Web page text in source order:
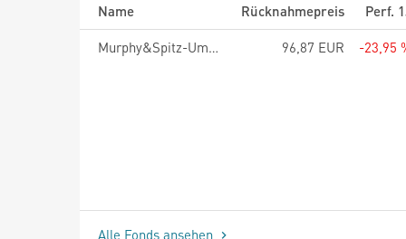
Name Rücknahmepreis
Perf.
Murphy&Spitz-Umweltfonds Deutschland A
96,87 EUR -23,95
Alle Fonds ansehen